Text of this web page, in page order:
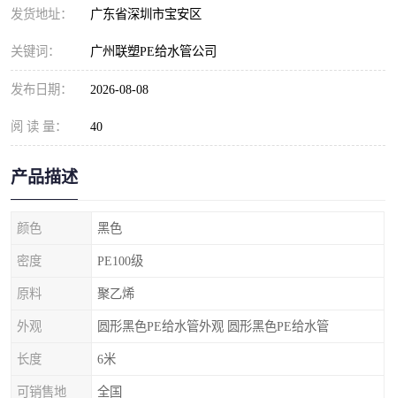
发货地址： 广东省深圳市宝安区
关键词： 广州联塑PE给水管公司
发布日期： 2026-08-08
阅 读 量： 40
产品描述
颜色 黑色
密度 PE100级
原料 聚乙烯
外观 圆形黑色PE给水管外观 圆形黑色PE给水管
长度 6米
可销售地 全国